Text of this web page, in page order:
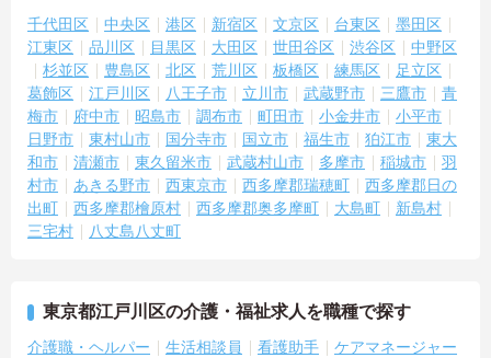
千代田区 中央区 港区 新宿区 文京区 台東区
墨田区
江東区
品川区 目黒区 大田区 世田谷区 渋谷区
中野区
杉並区
豊島区 北区 荒川区 板橋区 練馬区
足立区
葛飾区
江戸川区 八王子市 立川市 武蔵野市 三鷹市
青
梅市
府中市 昭島市 調布市 町田市 小金井市
小平市
日野市
東村山市 国分寺市 国立市 福生市 狛江市
東大
和市
清瀬市 東久留米市 武蔵村山市 多摩市 稲城市
羽
村市
あきる野市 西東京市 西多摩郡瑞穂町
西多摩郡日の
出町
西多摩郡檜原村 西多摩郡奥多摩町 大島町
新島村
三宅村
八丈島八丈町
東京都江戸川区の介護・福祉求人を職種で探す
介護職・ヘルパー 生活相談員 看護助手
ケアマネージャー